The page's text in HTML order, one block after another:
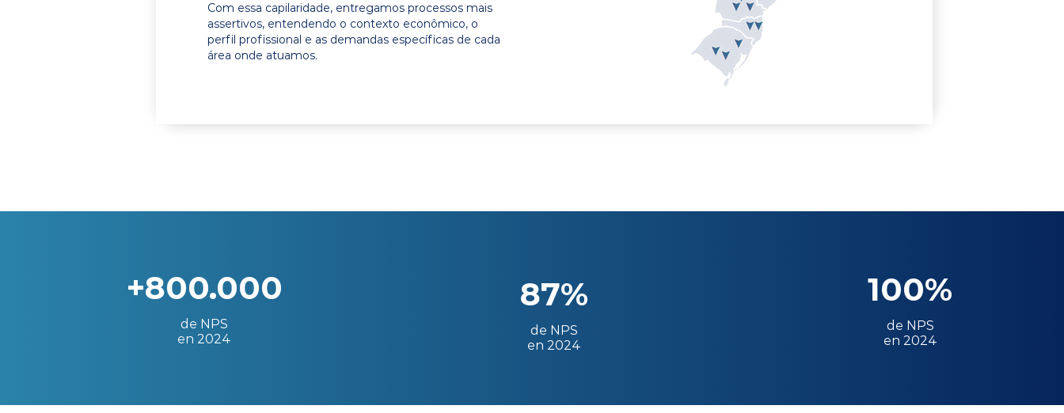
Com essa capilaridade, entregamos processos mais
assertivos, entendendo o contexto econômico, o
perfil profissional e as demandas específicas de cada
área onde atuamos.
+800.000
de NPS
en 2024
87%
de NPS
en 2024
100%
de NPS
en 2024